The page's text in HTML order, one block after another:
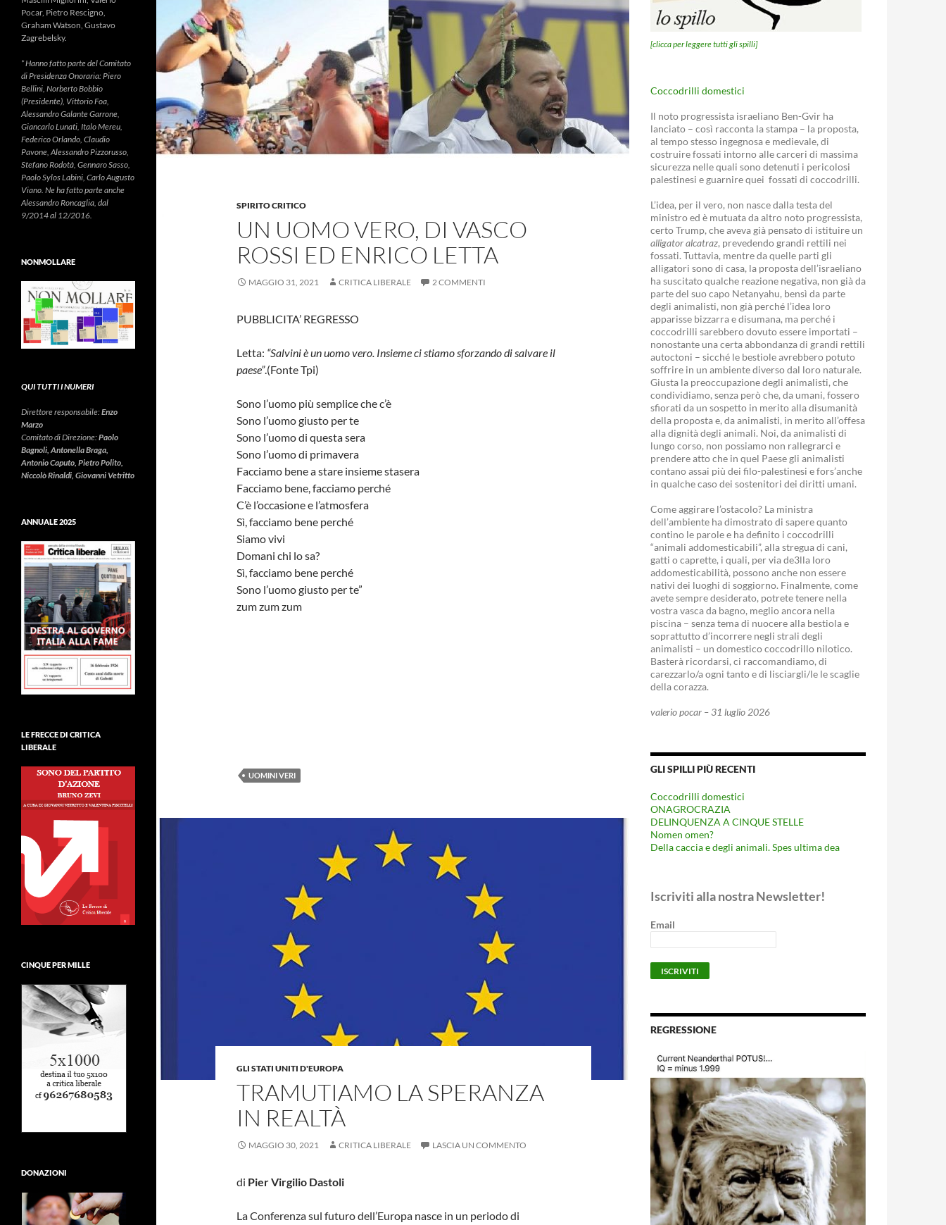
SPIRITO CRITICO
UN UOMO VERO, DI VASCO
ROSSI ED ENRICO LETTA
MAGGIO 31, 2021 CRITICA LIBERALE 2 COMMENTI
PUBBLICITA’ REGRESSO
Letta: “Salvini è un uomo vero. Insieme ci stiamo sforzando di salvare il
paese”.(Fonte Tpi)
Sono l’uomo più semplice che c’è
Sono l’uomo giusto per te
Sono l’uomo di questa sera
Sono l’uomo di primavera
Facciamo bene a stare insieme stasera
Facciamo bene, facciamo perché
C’è l’occasione e l’atmosfera
Sì, facciamo bene perché
Siamo vivi
Domani chi lo sa?
Sì, facciamo bene perché
Sono l’uomo giusto per te”
zum zum zum
UOMINI VERI
GLI STATI UNITI D'EUROPA
TRAMUTIAMO LA SPERANZA
IN REALTÀ
MAGGIO 30, 2021 CRITICA LIBERALE LASCIA UN COMMENTO
di Pier Virgilio Dastoli
La Conferenza sul futuro dell’Europa nasce in un periodo di
[clicca per leggere tutti gli spilli]
Coccodrilli domestici
Il noto progressista israeliano Ben-Gvir ha
lanciato – così racconta la stampa – la proposta,
al tempo stesso ingegnosa e medievale, di
costruire fossati intorno alle carceri di massima
sicurezza nelle quali sono detenuti i pericolosi
palestinesi e guarnire quei fossati di coccodrilli.
L’idea, per il vero, non nasce dalla testa del
ministro ed è mutuata da altro noto progressista,
certo Trump, che aveva già pensato di istituire un
alligator alcatraz, prevedendo grandi rettili nei
fossati. Tuttavia, mentre da quelle parti gli
alligatori sono di casa, la proposta dell’israeliano
ha suscitato qualche reazione negativa, non già da
parte del suo capo Netanyahu, bensì da parte
degli animalisti, non già perché l’idea loro
apparisse bizzarra e disumana, ma perché i
coccodrilli sarebbero dovuto essere importati –
nonostante una certa abbondanza di grandi rettili
autoctoni – sicché le bestiole avrebbero potuto
soffrire in un ambiente diverso dal loro naturale.
Giusta la preoccupazione degli animalisti, che
condividiamo, senza però che, da umani, fossero
sfiorati da un sospetto in merito alla disumanità
della proposta e, da animalisti, in merito all’offesa
alla dignità degli animali. Noi, da animalisti di
lungo corso, non possiamo non rallegrarci e
prendere atto che in quel Paese gli animalisti
contano assai più dei filo-palestinesi e fors’anche
in qualche caso dei sostenitori dei diritti umani.
Come aggirare l’ostacolo? La ministra
dell’ambiente ha dimostrato di sapere quanto
contino le parole e ha definito i coccodrilli
“animali addomesticabili”, alla stregua di cani,
gatti o caprette, i quali, per via de3lla loro
addomesticabilità, possono anche non essere
nativi dei luoghi di soggiorno. Finalmente, come
avete sempre desiderato, potrete tenere nella
vostra vasca da bagno, meglio ancora nella
piscina – senza tema di nuocere alla bestiola e
soprattutto d’incorrere negli strali degli
animalisti – un domestico coccodrillo nilotico.
Basterà ricordarsi, ci raccomandiamo, di
carezzarlo/a ogni tanto e di lisciargli/le le scaglie
della corazza.
valerio pocar – 31 luglio 2026
GLI SPILLI PIÙ RECENTI
Coccodrilli domestici
ONAGROCRAZIA
DELINQUENZA A CINQUE STELLE
Nomen omen?
Della caccia e degli animali. Spes ultima dea
Iscriviti alla nostra Newsletter!
Email
REGRESSIONE
Pocar, Pietro Rescigno,
Graham Watson, Gustavo
Zagrebelsky.
* Hanno fatto parte del Comitato
di Presidenza Onoraria: Piero
Bellini, Norberto Bobbio
(Presidente), Vittorio Foa,
Alessandro Galante Garrone,
Giancarlo Lunati, Italo Mereu,
Federico Orlando, Claudio
Pavone, Alessandro Pizzorusso,
Stefano Rodotà, Gennaro Sasso,
Paolo Sylos Labini, Carlo Augusto
Viano. Ne ha fatto parte anche
Alessandro Roncaglia, dal
9/2014 al 12/2016.
NONMOLLARE
QUI TUTTI I NUMERI
Direttore responsabile:Enzo
Marzo
Comitato di Direzione:Paolo
Bagnoli, Antonella Braga,
Antonio Caputo, Pietro Polito,
Niccolò Rinaldi, Giovanni Vetritto
ANNUALE 2025
LE FRECCE DI CRITICA
LIBERALE
CINQUE PER MILLE
DONAZIONI